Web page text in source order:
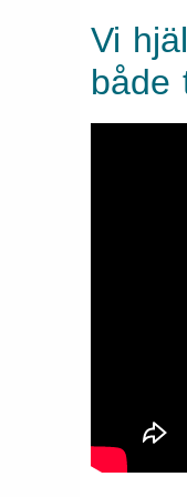
Vi
både